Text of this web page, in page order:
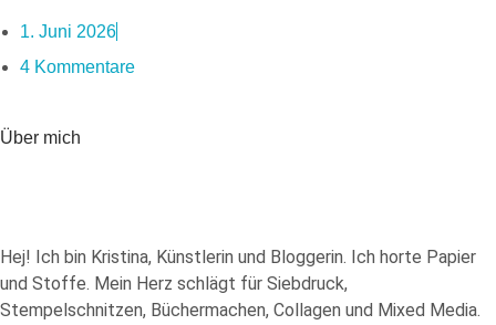
1. Juni 2026
4 Kommentare
Über mich
Hej! Ich bin Kristina, Künstlerin und Bloggerin. Ich horte Papier
und Stoffe. Mein Herz schlägt für Siebdruck,
Stempelschnitzen, Büchermachen, Collagen und Mixed Media.